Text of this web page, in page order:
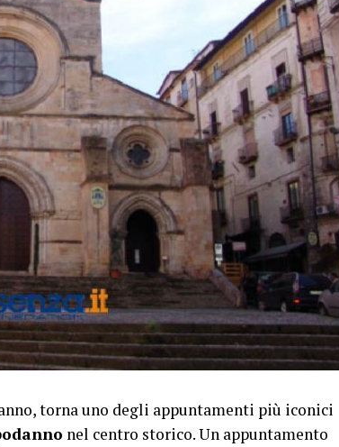
torna uno degli appuntamenti più iconici
nel centro storico. Un appuntamento